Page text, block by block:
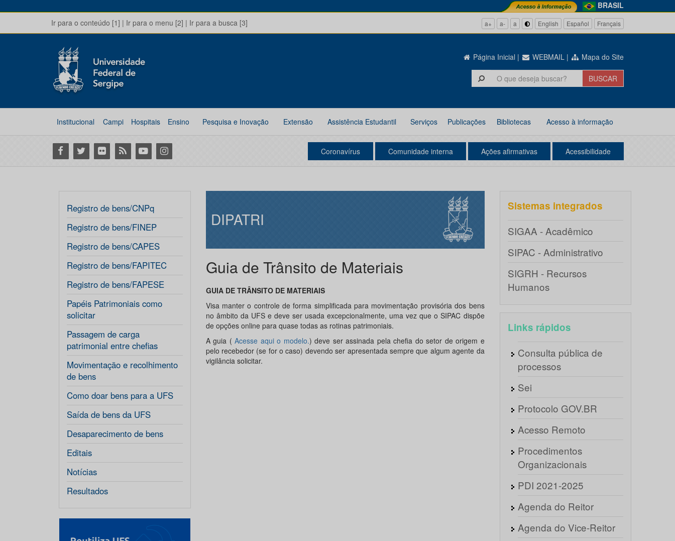
BRASIL
Ir para o conteúdo [1] | Ir para o menu [2] | Ir para a busca [3] a+ a- a English Español Français
Página Inicial | WEBMAIL | Mapa do Site
Institucional Campi Hospitais Ensino Pesquisa e Inovação Extensão Assistência Estudantil Serviços Publicações Bibliotecas Acesso à informação
Facebook
Twitter Flickr RSS YoutubeInstagram Coronavírus Comunidade interna Ações afirmativas Acessibilidade
Registro de bens/CNPq
Registro de bens/FINEP
Registro de bens/CAPES
Registro de bens/FAPITEC
Registro de bens/FAPESE
Papéis Patrimoniais como
solicitar
Passagem de carga
patrimonial entre chefias
Movimentação e recolhimento
de bens
Como doar bens para a UFS
Saída de bens da UFS
Desaparecimento de bens
Editais
Notícias
Resultados
DIPATRI
Guia de Trânsito de Materiais
GUIA DE TRÂNSITO DE MATERIAIS
Visa manter o controle de forma simplificada para movimentação provisória dos bens
no âmbito da UFS e deve ser usada excepcionalmente, uma vez que o SIPAC dispõe
de opções online para quase todas as rotinas patrimoniais.
A guia ( Acesse aqui o modelo.) deve ser assinada pela chefia do setor de origem e
pelo recebedor (se for o caso) devendo ser apresentada sempre que algum agente da
vigilância solicitar.
Sistemas integrados
SIGAA - Acadêmico
SIPAC - Administrativo
SIGRH - Recursos
Humanos
Links rápidos
Consulta pública de
processos
Sei
Protocolo GOV.BR
Acesso Remoto
Procedimentos
Organizacionais
PDI 2021-2025
Agenda do Reitor
Agenda do Vice-Reitor